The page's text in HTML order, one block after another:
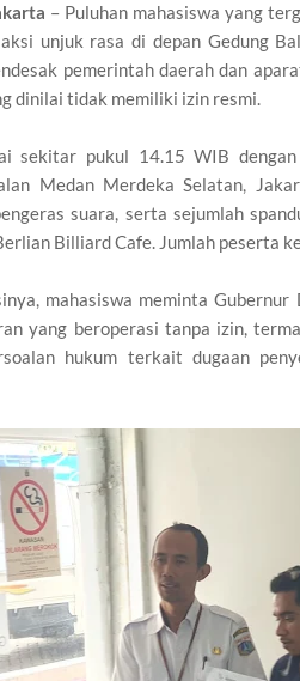
– Puluhan mahasiswa yang
unjuk rasa di depan Gedung
pemerintah daerah dan
dinilai tidak memiliki izin resmi.
sekitar pukul 14.15 WIB
Medan Merdeka Selatan,
suara, serta sejumlah
Billiard Cafe. Jumlah peserta
mahasiswa meminta
yang beroperasi tanpa izin,
hukum terkait dugaan